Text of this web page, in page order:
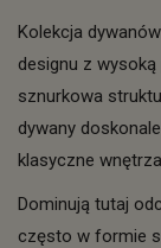
Kolekcja
designu z
sznurkowa
dywany
klasyczne
Dominują tutaj
często w formie